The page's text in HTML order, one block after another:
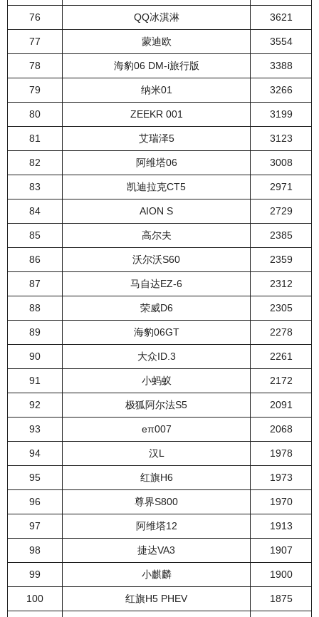
76 QQ冰淇淋 3621
77 蒙迪欧 3554
78 海豹06 DM-i旅行版 3388
79 纳米01 3266
80 ZEEKR 001 3199
81 艾瑞泽5 3123
82 阿维塔06 3008
83 凯迪拉克CT5 2971
84 AION S 2729
85 高尔夫 2385
86 沃尔沃S60 2359
87 马自达EZ-6 2312
88 荣威D6 2305
89 海豹06GT 2278
90 大众ID.3 2261
91 小蚂蚁 2172
92 极狐阿尔法S5 2091
93 eπ007 2068
94 汉L 1978
95 红旗H6 1973
96 尊界S800 1970
97 阿维塔12 1913
98 捷达VA3 1907
99 小麒麟 1900
100 红旗H5 PHEV 1875